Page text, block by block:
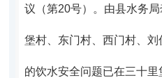
议（第20号）。 由县水务
堡村、东门村、西门村、
的饮水安全问题已在三十